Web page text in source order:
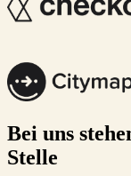
Bei uns
Stelle